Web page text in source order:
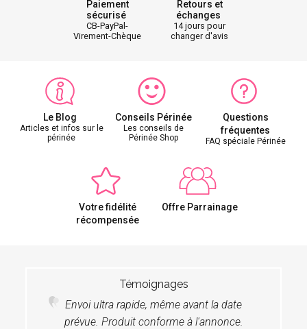
Paiement
sécurisé
CB-PayPal-
Virement-Chèque
Retours et
échanges
14 jours pour
changer d'avis
Le Blog
Articles et infos sur le
périnée
Conseils Périnée
Les conseils de
Périnée Shop
Questions
fréquentes
FAQ spéciale Périnée
Votre fidélité
récompensée
Offre Parrainage
Témoignages
Envoi ultra rapide, même avant la date
prévue. Produit conforme à l'annonce.